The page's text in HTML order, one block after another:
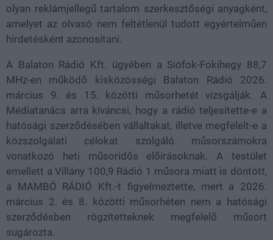
olyan reklámjellegű tartalom szerkesztőségi anyagként,
amelyet az olvasó nem feltétlenül tudott egyértelműen
hirdetésként azonosítani.
A Balaton Rádió Kft. ügyében a Siófok-Fokihegy 88,7
MHz-en működő kisközösségi Balaton Rádió 2026.
március 9. és 15. közötti műsorhetét vizsgálják. A
Médiatanács arra kíváncsi, hogy a rádió teljesítette-e a
hatósági szerződésében vállaltakat, illetve megfelelt-e a
közszolgálati célokat szolgáló műsorszámokra
vonatkozó heti műsoridős előírásoknak. A testület
emellett a Villány 100,9 Rádió 1 műsora miatt is döntött,
a MAMBÓ RÁDIÓ Kft.-t figyelmeztette, mert a 2026.
március 2. és 8. közötti műsorhéten nem a hatósági
szerződésben rögzítetteknek megfelelő műsort
sugározta.